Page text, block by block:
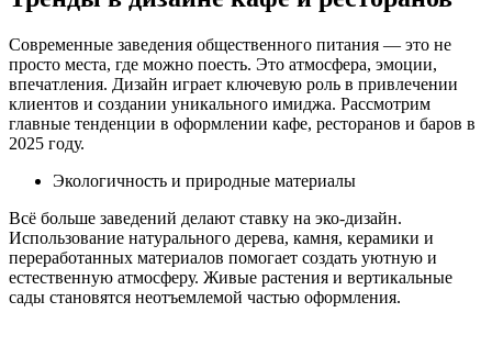
Современные заведения общественного питания — это не
просто места, где можно поесть. Это атмосфера, эмоции,
впечатления. Дизайн играет ключевую роль в привлечении
клиентов и создании уникального имиджа. Рассмотрим
главные тенденции в оформлении кафе, ресторанов и баров в
2025 году.
Экологичность и природные материалы
Всё больше заведений делают ставку на эко-дизайн.
Использование натурального дерева, камня, керамики и
переработанных материалов помогает создать уютную и
естественную атмосферу. Живые растения и вертикальные
сады становятся неотъемлемой частью оформления.